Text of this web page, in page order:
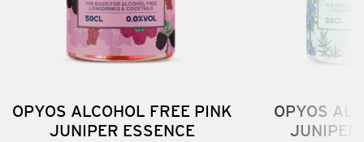
OPYOS ALCOHOL FREE PINK
JUNIPER ESSENCE
OPYOS
JUNIPER